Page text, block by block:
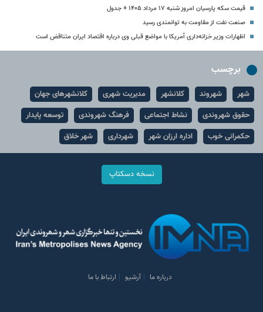
قیمت سکه پارسیان امروز شنبه ۱۷ مرداد ۱۴۰۵ + جدول
صنعت نفت از مقاومت به توانمندی رسید
اظهارات وزیر خزانه‌داری آمریکا با مواضع قبلی وی درباره اقتصاد ایران متناقض است
برچسب
شهر شهروند کلانشهر مدیریت شهری
کلانشهرهای جهان
حقوق شهروندی
نشاط اجتماعی فرهنگ شهروندی
توسعه پایدار
حکمرانی خوب
اداره ارزان شهر شهرداری شهر خلاق
نسخه دسکتاپ
درباره ما آرشیو ارتباط با ما